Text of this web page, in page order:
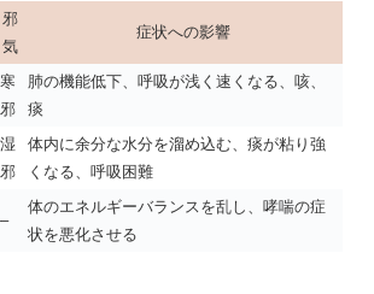
邪
気
症状への影響
寒
邪
肺の機能低下、呼吸が浅く速くなる、咳、
痰
湿
邪
体内に余分な水分を溜め込む、痰が粘り強
くなる、呼吸困難
–
体のエネルギーバランスを乱し、哮喘の症
状を悪化させる